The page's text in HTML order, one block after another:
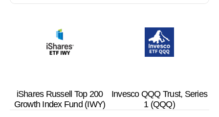
iShares Russell Top 200
Growth Index Fund (IWY)
Invesco QQQ Trust, Series
1 (QQQ)